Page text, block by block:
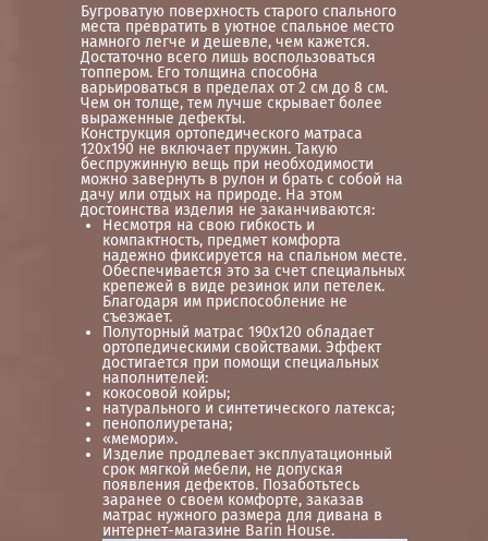
Бугроватую поверхность старого спального
места превратить в уютное спальное место
намного легче и дешевле, чем кажется.
Достаточно всего лишь воспользоваться
топпером. Его толщина способна
варьироваться в пределах от 2 см до 8 см.
Чем он толще, тем лучше скрывает более
выраженные дефекты.
Конструкция ортопедического матраса
120х190 не включает пружин. Такую
беспружинную вещь при необходимости
можно завернуть в рулон и брать с собой на
дачу или отдых на природе. На этом
достоинства изделия не заканчиваются:
Несмотря на свою гибкость и
компактность, предмет комфорта
надежно фиксируется на спальном месте.
Обеспечивается это за счет специальных
крепежей в виде резинок или петелек.
Благодаря им приспособление не
съезжает.
Полуторный матрас 190х120 обладает
ортопедическими свойствами. Эффект
достигается при помощи специальных
наполнителей:
кокосовой койры;
натурального и синтетического латекса;
пенополиуретана;
«мемори».
Изделие продлевает эксплуатационный
срок мягкой мебели, не допуская
появления дефектов. Позаботьтесь
заранее о своем комфорте, заказав
матрас нужного размера для дивана в
интернет-магазине Barin House.